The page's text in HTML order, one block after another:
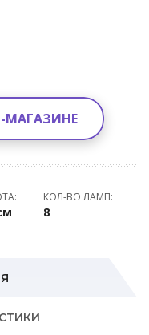
МАГАЗИНЕ
КОЛ-ВО ЛАМП:
8